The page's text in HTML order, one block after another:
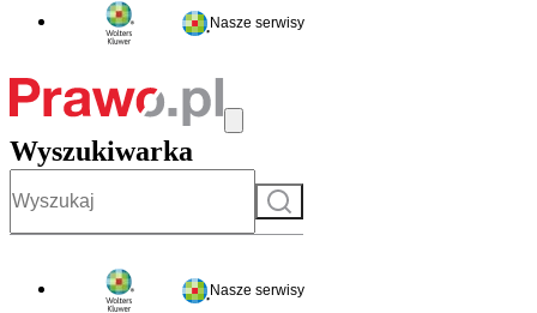
Nasze serwisy
Wyszukiwarka
Szukaj
Nasze serwisy